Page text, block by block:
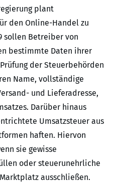
plant
den Online-Handel zu
sollen Betreiber von
bestimmte Daten ihrer
der Steuerbehörden
Name, vollständige
und Lieferadresse,
Darüber hinaus
Umsatzsteuer aus
haften. Hiervon
sie gewisse
oder steuerunehrliche
ausschließen.